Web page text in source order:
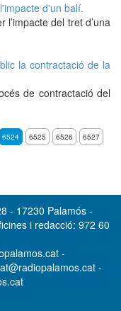
d'un balí.
del tret d’una
la contractació de la
de contractació del
6524 6525 6526
6527
- 17230 Palamós -
i redacció: 972 60
-
-